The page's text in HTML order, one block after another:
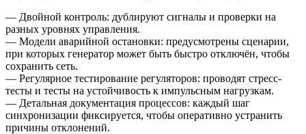
— Двойной контроль: дублируют сигналы и проверки на
разных уровнях управления.
— Модели аварийной остановки: предусмотрены сценарии,
при которых генератор может быть быстро отключён, чтобы
сохранить сеть.
— Регулярное тестирование регуляторов: проводят стресс-
тесты и тесты на устойчивость к импульсным нагрузкам.
— Детальная документация процессов: каждый шаг
синхронизации фиксируется, чтобы оперативно устранить
причины отклонений.